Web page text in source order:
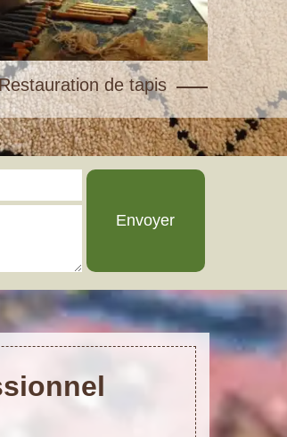
de tapis